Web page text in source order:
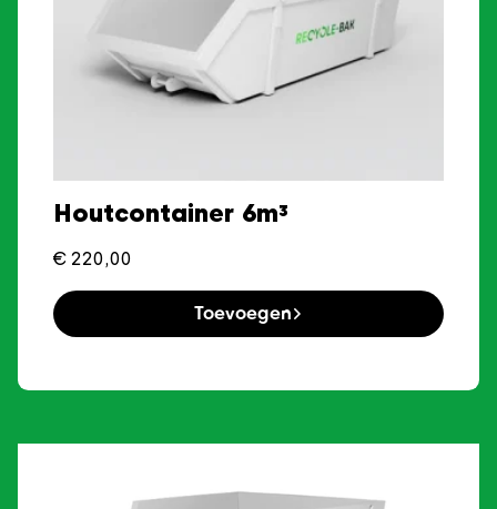
Houtcontainer 6m³
€ 220,00
Toevoegen